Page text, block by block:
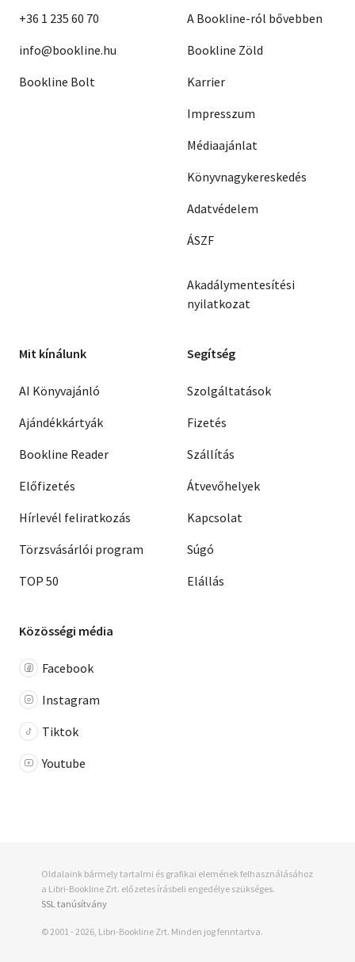
+36 1 235 60 70
info@bookline.hu
Bookline Bolt
A Bookline-ról bővebben
Bookline Zöld
Karrier
Impresszum
Médiaajánlat
Könyvnagykereskedés
Adatvédelem
ÁSZF
Akadálymentesítési
nyilatkozat
Mit kínálunk
AI Könyvajánló
Ajándékkártyák
Bookline Reader
Előfizetés
Hírlevél feliratkozás
Törzsvásárlói program
TOP 50
Segítség
Szolgáltatások
Fizetés
Szállítás
Átvevőhelyek
Kapcsolat
Súgó
Elállás
Közösségi média
Facebook
Instagram
Tiktok
Youtube
Oldalaink bármely tartalmi és grafikai elemének felhasználásához
a Libri-Bookline Zrt. előzetes írásbeli engedélye szükséges.
SSL tanúsítvány
© 2001 - 2026, Libri-Bookline Zrt. Minden jog fenntartva.